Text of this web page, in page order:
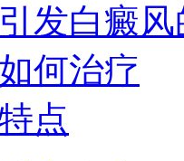
发白癜风
何治疗
点